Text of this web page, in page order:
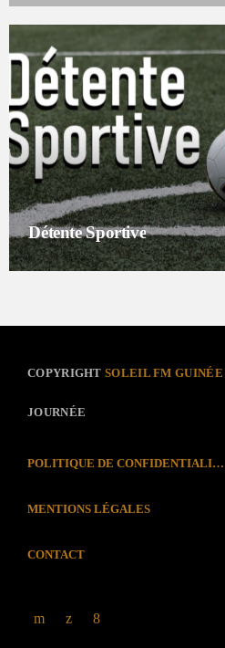
Détente Sportive
COPYRIGHTSOLEIL FM GUINÉE
JOURNÉE
POLITIQUE DE CONFIDENTIALITÉ
MENTIONS LÉGALES
CONTACT